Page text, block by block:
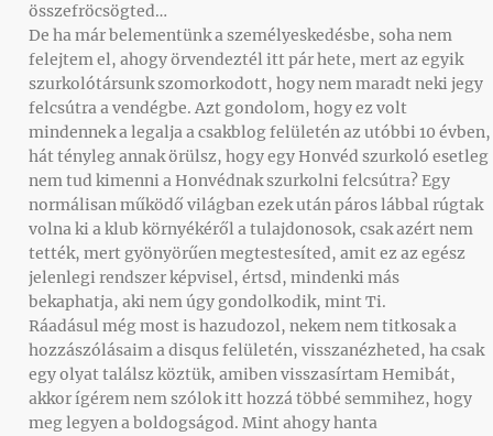
összefröcsögted…
De ha már belementünk a személyeskedésbe, soha nem
felejtem el, ahogy örvendeztél itt pár hete, mert az egyik
szurkolótársunk szomorkodott, hogy nem maradt neki jegy
felcsútra a vendégbe. Azt gondolom, hogy ez volt
mindennek a legalja a csakblog felületén az utóbbi 10 évben,
hát tényleg annak örülsz, hogy egy Honvéd szurkoló esetleg
nem tud kimenni a Honvédnak szurkolni felcsútra? Egy
normálisan működő világban ezek után páros lábbal rúgtak
volna ki a klub környékéről a tulajdonosok, csak azért nem
tették, mert gyönyörűen megtestesíted, amit ez az egész
jelenlegi rendszer képvisel, értsd, mindenki más
bekaphatja, aki nem úgy gondolkodik, mint Ti.
Ráadásul még most is hazudozol, nekem nem titkosak a
hozzászólásaim a disqus felületén, visszanézheted, ha csak
egy olyat találsz köztük, amiben visszasírtam Hemibát,
akkor ígérem nem szólok itt hozzá többé semmihez, hogy
meg legyen a boldogságod. Mint ahogy hanta